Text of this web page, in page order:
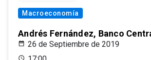
Macroeconomía
Andrés Fernández, Banco
26 de Septiembre de 2019